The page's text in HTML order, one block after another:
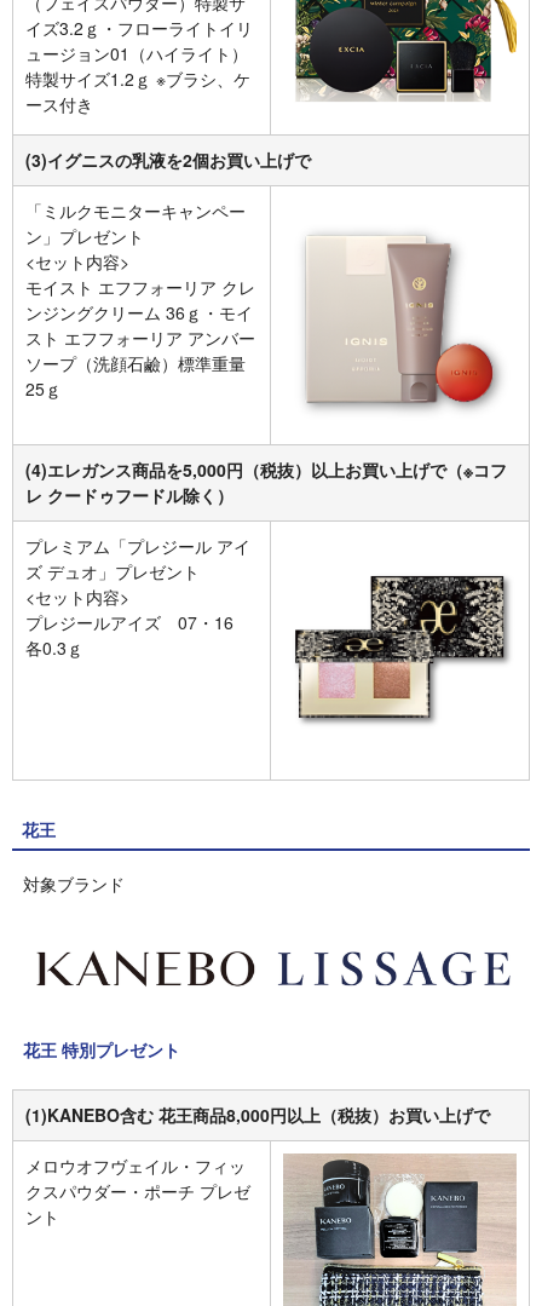
イズ3.2ｇ・フローライトイリ
ュージョン01（ハイライト）
特製サイズ1.2ｇ ※ブラシ、ケ
ース付き
(3)イグニスの乳液を2個お買い上げで
「ミルクモニターキャンペー
ン」プレゼント
<セット内容>
モイスト エフフォーリア クレ
ンジングクリーム 36ｇ・モイ
スト エフフォーリア アンバー
ソープ（洗顔石鹼）標準重量
25ｇ
(4)エレガンス商品を5,000円（税抜）以上お買い上げで（※コフ
レ クードゥフードル除く）
プレミアム「プレジール アイ
ズ デュオ」プレゼント
<セット内容>
プレジールアイズ 07・16
各0.3ｇ
花王
対象ブランド
花王 特別プレゼント
(1)KANEBO含む 花王商品8,000円以上（税抜）お買い上げで
メロウオフヴェイル・フィッ
クスパウダー・ポーチ プレゼ
ント